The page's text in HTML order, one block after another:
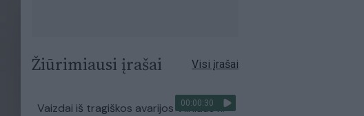
Žiūrimiausi įrašai Visi įrašai
00:00:30
Vaizdai iš tragiškos avarijos Vilniaus r.: